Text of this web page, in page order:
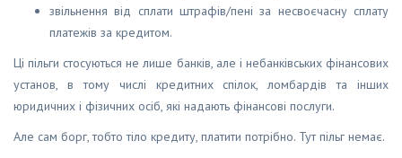
звільнення від сплати штрафів/пені за несвоєчасну сплату
платежів за кредитом.
Ці пільги стосуються не лише банків, але і небанківських фінансових
установ, в тому числі кредитних спілок, ломбардів та інших
юридичних і фізичних осіб, які надають фінансові послуги.
Але сам борг, тобто тіло кредиту, платити потрібно. Тут пільг немає.